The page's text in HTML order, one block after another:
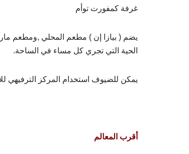
غرفة كمفورت توأم
يضم ( بيازا إن ) مطعم المحلي ,ومطعم
الحية التي تجري كل مساء في الساحة.
يمكن للضيوف استخدام المركز الترفيهي
أقرب المعالم